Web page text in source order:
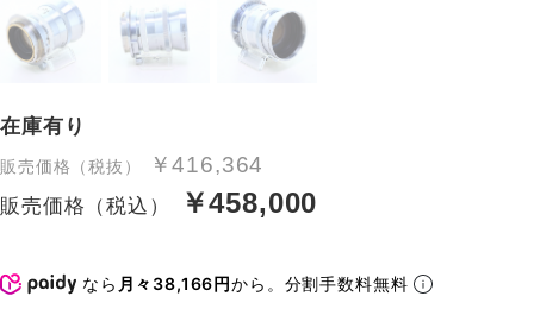
在庫有り
販売価格（税抜） ￥416,364
販売価格（税込） ￥458,000
なら 月々38,166円から。分割手数料無料